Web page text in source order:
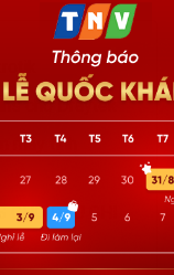
cho Draytek
tính
ĐẦU GHI